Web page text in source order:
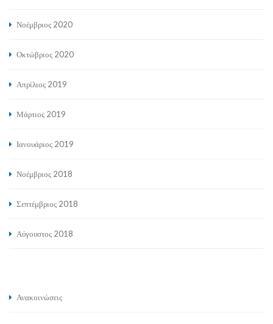
Νοέμβριος 2020
Οκτώβριος 2020
Απρίλιος 2019
Μάρτιος 2019
Ιανουάριος 2019
Νοέμβριος 2018
Σεπτέμβριος 2018
Αύγουστος 2018
Ανακοινώσεις